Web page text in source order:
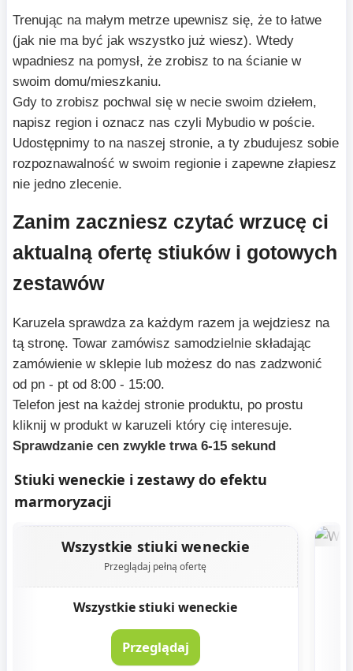
Trenując na małym metrze upewnisz się, że to łatwe
(jak nie ma być jak wszystko już wiesz). Wtedy
wpadniesz na pomysł, że zrobisz to na ścianie w
swoim domu/mieszkaniu.
Gdy to zrobisz pochwal się w necie swoim dziełem,
napisz region i oznacz nas czyli Mybudio w poście.
Udostępnimy to na naszej stronie, a ty zbudujesz sobie
rozpoznawalność w swoim regionie i zapewne złapiesz
nie jedno zlecenie.
Zanim zaczniesz czytać wrzucę ci
aktualną ofertę stiuków i gotowych
zestawów
Karuzela sprawdza za każdym razem ja wejdziesz na
tą stronę. Towar zamówisz samodzielnie składając
zamówienie w sklepie lub możesz do nas zadzwonić
od pn - pt od 8:00 - 15:00.
Telefon jest na każdej stronie produktu, po prostu
kliknij w produkt w karuzeli który cię interesuje.
Sprawdzanie cen zwykle trwa 6-15 sekund
Stiuki weneckie i zestawy do efektu
marmoryzacji
Wszystkie stiuki weneckie
Przeglądaj pełną ofertę
Wszystkie stiuki weneckie
Przeglądaj